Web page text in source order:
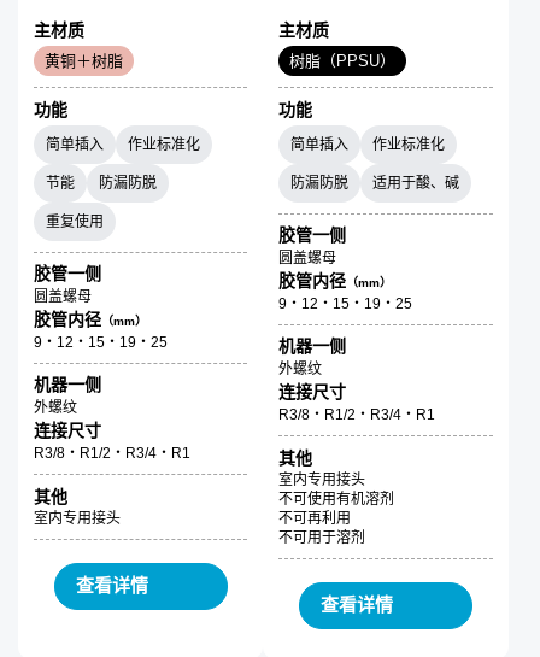
主材质
黄铜＋树脂
功能
简单插入 作业标准化
节能 防漏防脱
重复使用
胶管一侧
圆盖螺母
胶管内径（mm）
9・12・15・19・25
机器一侧
外螺纹
连接尺寸
R3/8・R1/2・R3/4・R1
其他
室内专用接头
查看详情
主材质
树脂（PPSU）
功能
简单插入 作业标准化
防漏防脱 适用于酸、碱
胶管一侧
圆盖螺母
胶管内径 （mm）
9・12・15・19・25
机器一侧
外螺纹
连接尺寸
R3/8・R1/2・R3/4・R1
其他
室内专用接头
不可使用有机溶剂
不可再利用
不可用于溶剂
查看详情